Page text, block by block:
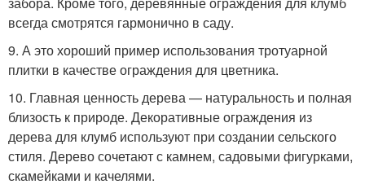
всегда смотрятся гармонично в саду.
9. А это хороший пример использования тротуарной
плитки в качестве ограждения для цветника.
10. Главная ценность дерева — натуральность и полная
близость к природе. Декоративные ограждения из
дерева для клумб используют при создании сельского
стиля. Дерево сочетают с камнем, садовыми фигурками,
скамейками и качелями.